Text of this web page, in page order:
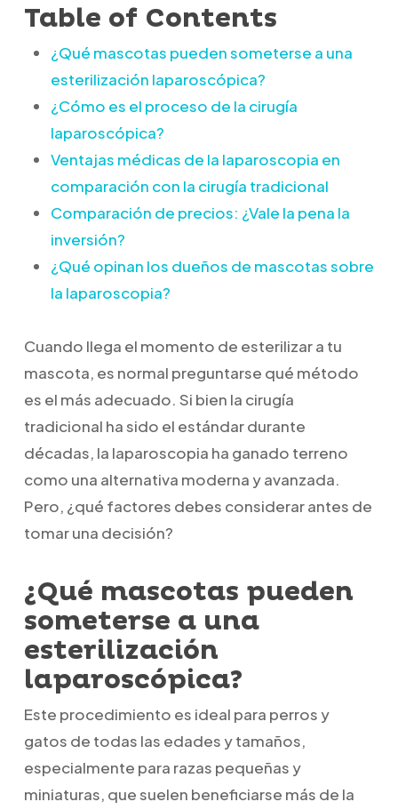
Table of Contents
¿Qué mascotas pueden someterse a una
esterilización laparoscópica?
¿Cómo es el proceso de la cirugía
laparoscópica?
Ventajas médicas de la laparoscopia en
comparación con la cirugía tradicional
Comparación de precios: ¿Vale la pena la
inversión?
¿Qué opinan los dueños de mascotas sobre
la laparoscopia?
Cuando llega el momento de esterilizar a tu
mascota, es normal preguntarse qué método
es el más adecuado. Si bien la cirugía
tradicional ha sido el estándar durante
décadas, la laparoscopia ha ganado terreno
como una alternativa moderna y avanzada.
Pero, ¿qué factores debes considerar antes de
tomar una decisión?
¿Qué mascotas pueden
someterse a una
esterilización
laparoscópica?
Este procedimiento es ideal para perros y
gatos de todas las edades y tamaños,
especialmente para razas pequeñas y
miniaturas, que suelen beneficiarse más de la